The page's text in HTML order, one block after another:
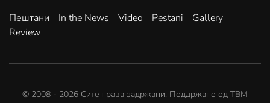
Пештани In the News Video Pestani
Gallery
Review
© 2008 - 2026 Сите права задржани. Поддржано од ТВМ